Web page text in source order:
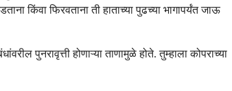
किंवा फिरवताना ती हाताच्या पुढच्या भागापर्यंत जाऊ
पुनरावृत्ती होणाऱ्या ताणामुळे होते. तुम्हाला कोपराच्या